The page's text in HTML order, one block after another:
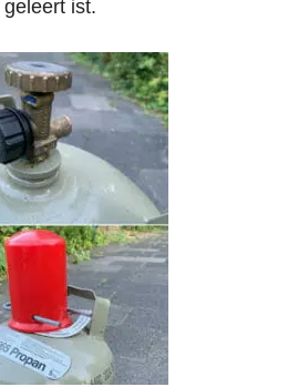
ist.